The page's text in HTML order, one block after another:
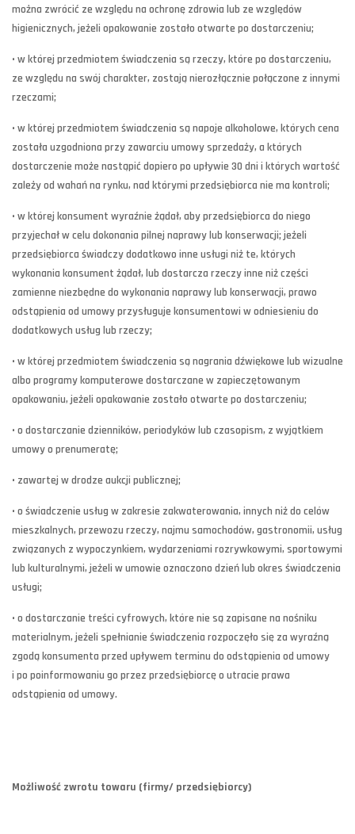
można zwrócić ze względu na ochronę zdrowia lub ze względów
higienicznych, jeżeli opakowanie zostało otwarte po dostarczeniu;
• w której przedmiotem świadczenia są rzeczy, które po dostarczeniu,
ze względu na swój charakter, zostają nierozłącznie połączone z innymi
rzeczami;
• w której przedmiotem świadczenia są napoje alkoholowe, których cena
została uzgodniona przy zawarciu umowy sprzedaży, a których
dostarczenie może nastąpić dopiero po upływie 30 dni i których wartość
zależy od wahań na rynku, nad którymi przedsiębiorca nie ma kontroli;
• w której konsument wyraźnie żądał, aby przedsiębiorca do niego
przyjechał w celu dokonania pilnej naprawy lub konserwacji; jeżeli
przedsiębiorca świadczy dodatkowo inne usługi niż te, których
wykonania konsument żądał, lub dostarcza rzeczy inne niż części
zamienne niezbędne do wykonania naprawy lub konserwacji, prawo
odstąpienia od umowy przysługuje konsumentowi w odniesieniu do
dodatkowych usług lub rzeczy;
• w której przedmiotem świadczenia są nagrania dźwiękowe lub wizualne
albo programy komputerowe dostarczane w zapieczętowanym
opakowaniu, jeżeli opakowanie zostało otwarte po dostarczeniu;
• o dostarczanie dzienników, periodyków lub czasopism, z wyjątkiem
umowy o prenumeratę;
• zawartej w drodze aukcji publicznej;
• o świadczenie usług w zakresie zakwaterowania, innych niż do celów
mieszkalnych, przewozu rzeczy, najmu samochodów, gastronomii, usług
związanych z wypoczynkiem, wydarzeniami rozrywkowymi, sportowymi
lub kulturalnymi, jeżeli w umowie oznaczono dzień lub okres świadczenia
usługi;
• o dostarczanie treści cyfrowych, które nie są zapisane na nośniku
materialnym, jeżeli spełnianie świadczenia rozpoczęło się za wyraźną
zgodą konsumenta przed upływem terminu do odstąpienia od umowy
i po poinformowaniu go przez przedsiębiorcę o utracie prawa
odstąpienia od umowy.
Możliwość zwrotu towaru (firmy/ przedsiębiorcy)